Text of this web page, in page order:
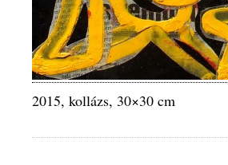
2015, kollázs, 30×30 cm